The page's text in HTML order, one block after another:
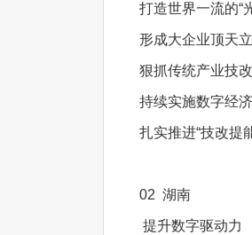
打造世界一流的“
形成大企业顶天
狠抓传统产业技
持续实施数字经
扎实推进“技改提
02 湖南
提升数字驱动力